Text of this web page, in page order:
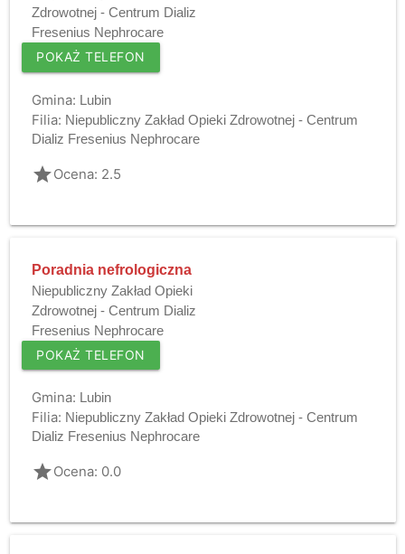
Zdrowotnej - Centrum Dializ
Fresenius Nephrocare
POKAŻ TELEFON
Gmina: Lubin
Filia: Niepubliczny Zakład Opieki Zdrowotnej - Centrum
Dializ Fresenius Nephrocare
gradeOcena: 2.5
Poradnia nefrologiczna
Niepubliczny Zakład Opieki
Zdrowotnej - Centrum Dializ
Fresenius Nephrocare
POKAŻ TELEFON
Gmina: Lubin
Filia: Niepubliczny Zakład Opieki Zdrowotnej - Centrum
Dializ Fresenius Nephrocare
gradeOcena: 0.0